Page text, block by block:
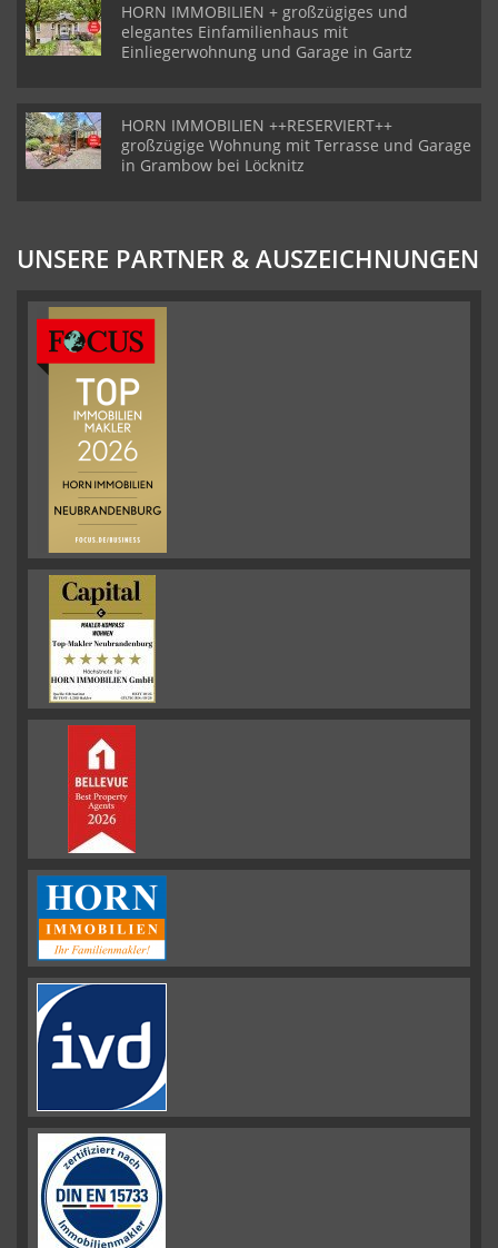
HORN IMMOBILIEN + großzügiges und
elegantes Einfamilienhaus mit
Einliegerwohnung und Garage in Gartz
HORN IMMOBILIEN ++RESERVIERT++
großzügige Wohnung mit Terrasse und Garage
in Grambow bei Löcknitz
UNSERE PARTNER & AUSZEICHNUNGEN